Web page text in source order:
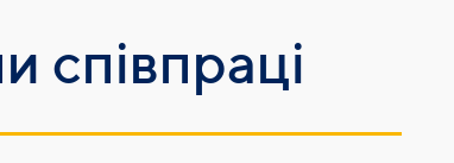
співпраці